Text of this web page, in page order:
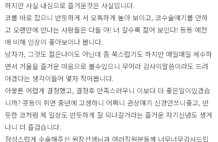
하지만 사실 내심으로 즐거운것은 사실입니다.
코를 바로 잡으니 반듯하게 서 오똑하게 높아 보이고, 코수술얘기를 안하
고 오랜만에 만나는 사람들은 다들 야! 너 갈수록 젊어 보인다! 등등 예전
에 비해 인상이 좋아보이나 봅니다.
남자가, 그것도 젊은나이도 아닌데 좀 쑥스럽기도 하지만 매일매일 세수하
면서 거울을 즐거운 마음으로 볼수있으니 무어라 감사의말씀이라도 드려
야겠다는 생각이들어 몇자 적어봅니다.
아뭏튼 어렵게 결정했고, 결정후 만족스러우니 이보다 더 좋은일이있겠습
니까? 콧등이 휘면 중년에 고생하니 어쩌니 관상얘기 신경안쓰니좋고, 반
듯한 코처럼 제 일상도 반듯하게 잘 되나갈거라는 즐거운 자기신념도 생겨
나니 더 즐겁습니다.
정성스럽게 수술해주신 원장선생님과 여러직원분들께 너무너무감사드립